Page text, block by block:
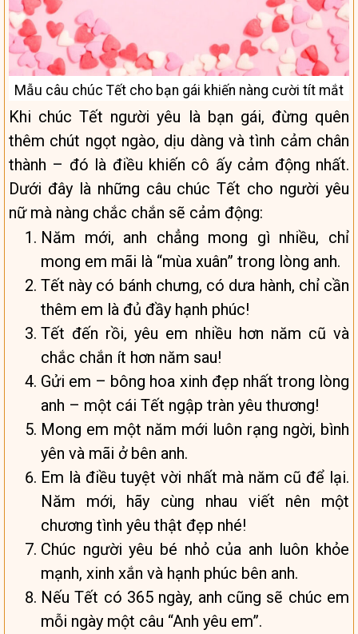
Mẫu câu chúc Tết cho bạn gái khiến nàng cười tít mắt
Khi chúc Tết người yêu là bạn gái, đừng quên
thêm chút ngọt ngào, dịu dàng và tình cảm chân
thành – đó là điều khiến cô ấy cảm động nhất.
Dưới đây là những câu chúc Tết cho người yêu
nữ mà nàng chắc chắn sẽ cảm động:
Năm mới, anh chẳng mong gì nhiều, chỉ
mong em mãi là “mùa xuân” trong lòng anh.
Tết này có bánh chưng, có dưa hành, chỉ cần
thêm em là đủ đầy hạnh phúc!
Tết đến rồi, yêu em nhiều hơn năm cũ và
chắc chắn ít hơn năm sau!
Gửi em – bông hoa xinh đẹp nhất trong lòng
anh – một cái Tết ngập tràn yêu thương!
Mong em một năm mới luôn rạng ngời, bình
yên và mãi ở bên anh.
Em là điều tuyệt vời nhất mà năm cũ để lại.
Năm mới, hãy cùng nhau viết nên một
chương tình yêu thật đẹp nhé!
Chúc người yêu bé nhỏ của anh luôn khỏe
mạnh, xinh xắn và hạnh phúc bên anh.
Nếu Tết có 365 ngày, anh cũng sẽ chúc em
mỗi ngày một câu “Anh yêu em”.